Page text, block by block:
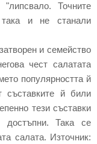
Точните
така и не станали
и семейство
чест салатата
популярността й
съставките й били
тези съставки
достъпни. Така се
салата. Източник: